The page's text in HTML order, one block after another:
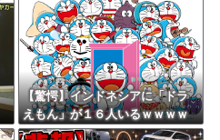
Powered by livedoor 相互RSS
【驚愕】インドネシアに「ドラ
えもん」が１６人いるｗｗｗｗ
ｗｗｗｗｗｗｗ